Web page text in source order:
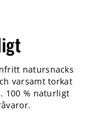
natursnacks
varsamt torkat
100 % naturligt